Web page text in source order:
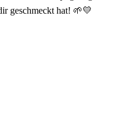
geschmeckt hat! 🌱💛